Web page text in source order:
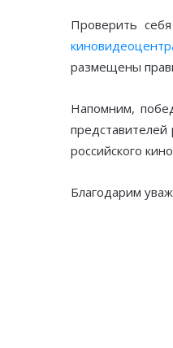
Проверить
размещены
Напомним,
российского
Благодарим